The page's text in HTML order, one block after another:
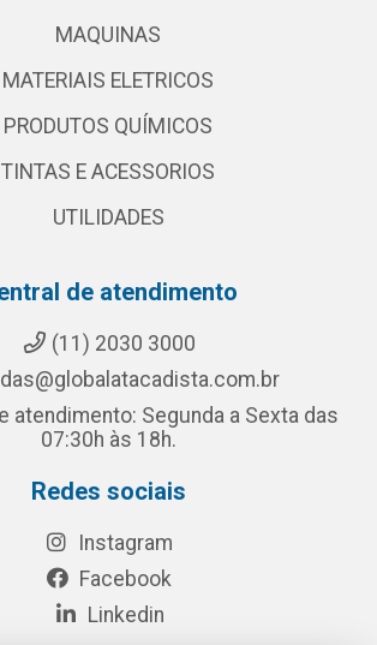
MAQUINAS
MATERIAIS ELETRICOS
PRODUTOS QUÍMICOS
TINTAS E ACESSORIOS
UTILIDADES
de atendimento
(11) 2030 3000
atendimento: Segunda a Sexta das
07:30h às 18h.
Redes sociais
Instagram
Facebook
Linkedin